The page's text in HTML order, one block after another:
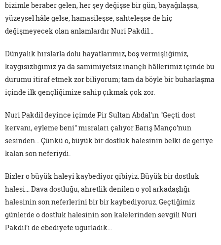
bizimle beraber gelen, her şey değişse bir gün, bayağılaşsa,
yüzeysel hâle gelse, hamasileşse, sahteleşse de hiç
değişmeyecek olan anlamlardır Nuri Pakdil...
Dünyalık hırslarla dolu hayatlarımız, boş vermişliğimiz,
kaygısızlığımız ya da samimiyetsiz inançlı hâllerimiz içinde bu
durumu itiraf etmek zor biliyorum; tam da böyle bir buharlaşma
içinde ilk gençliğimize sahip çıkmak çok zor.
Nuri Pakdil deyince içimde Pir Sultan Abdal'ın "Geçti dost
kervanı, eyleme beni" mısraları çalıyor Barış Manço'nun
sesinden… Çünkü o, büyük bir dostluk halesinin belki de geriye
kalan son neferiydi.
Bizler o büyük haleyi kaybediyor gibiyiz. Büyük bir dostluk
halesi… Dava dostluğu, ahretlik denilen o yol arkadaşlığı
halesinin son neferlerini bir bir kaybediyoruz. Geçtiğimiz
günlerde o dostluk halesinin son kalelerinden sevgili Nuri
Pakdil'i de ebediyete uğurladık…